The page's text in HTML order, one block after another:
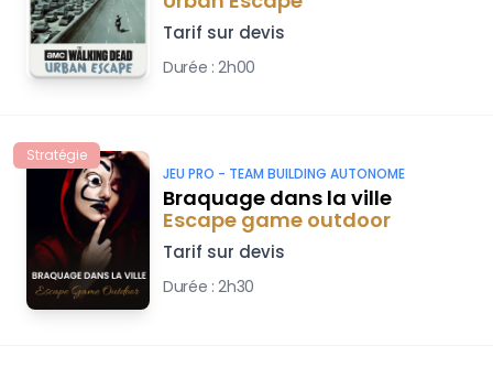
Tarif sur devis
Durée :2h00
Stratégie
JEU PRO - TEAM BUILDING AUTONOME
Braquage dans la ville
Escape game outdoor
Tarif sur devis
Durée :2h30